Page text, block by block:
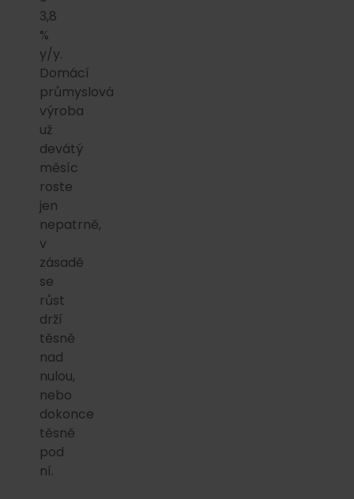
3,8
%
y/y.
Domácí
průmyslová
výroba
už
devátý
měsíc
roste
jen
nepatrně,
v
zásadě
se
růst
drží
těsně
nad
nulou,
nebo
dokonce
těsně
pod
ní.